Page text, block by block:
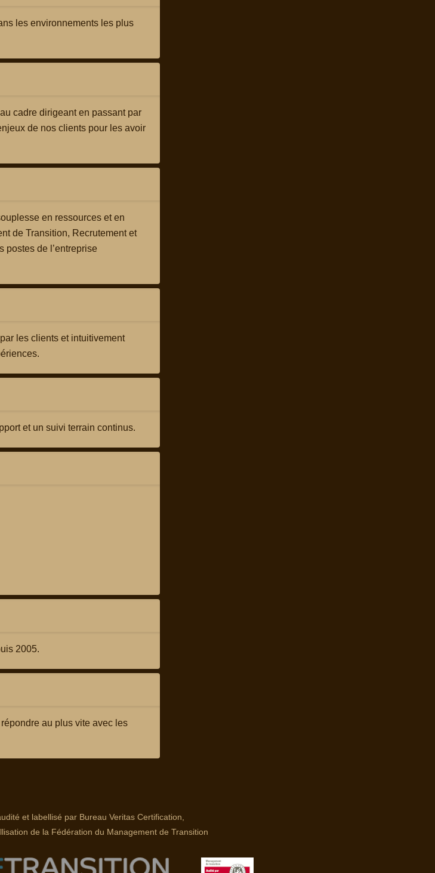
les environnements les plus
cadre dirigeant en passant par
de nos clients pour les avoir
en ressources et en
de Transition, Recrutement et
postes de l’entreprise
les clients et intuitivement
et un suivi terrain continus.
2005.
au plus vite avec les
et labellisé par Bureau Veritas Certification,
de la Fédération du Management de Transition